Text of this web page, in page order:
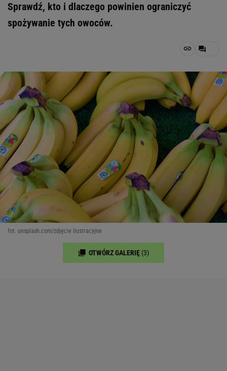
Sprawdź, kto i dlaczego powinien ograniczyć
spożywanie tych owoców.
fot. unsplash.com/zdjęcie ilustracyjne
OTWÓRZ GALERIĘ (3)